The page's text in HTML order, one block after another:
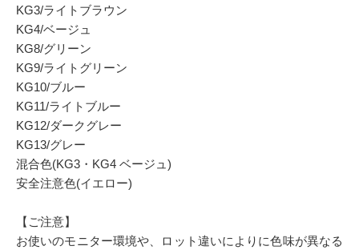
KG3/ライトブラウン
KG4/ベージュ
KG8/グリーン
KG9/ライトグリーン
KG10/ブルー
KG11/ライトブルー
KG12/ダークグレー
KG13/グレー
混合色(KG3・KG4 ベージュ)
安全注意色(イエロー)
【ご注意】
お使いのモニター環境や、ロット違いによりに色味が異なる